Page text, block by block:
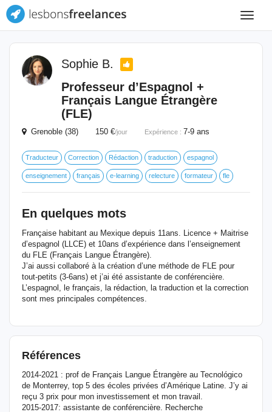
Toggle
Sophie B.
Professeur d’Espagnol +
Français Langue Étrangère
(FLE)
Grenoble (38) 150 €/jour Expérience : 7-9 ans
Traducteur Correction Rédaction traduction espagnol
enseignement français e-learning relecture formateur fle
En quelques mots
Française habitant au Mexique depuis 11ans. Licence + Maitrise
d’espagnol (LLCE) et 10ans d’expérience dans l’enseignement
du FLE (Français Langue Étrangère).
J’ai aussi collaboré à la création d’une méthode de FLE pour
tout-petits (3-6ans) et j’ai été assistante de conférencière.
L’espagnol, le français, la rédaction, la traduction et la correction
sont mes principales compétences.
Références
2014-2021 : prof de Français Langue Étrangère au Tecnológico
de Monterrey, top 5 des écoles privées d’Amérique Latine. J’y ai
reçu 3 prix pour mon investissement et mon travail.
2015-2017: assistante de conférencière. Recherche